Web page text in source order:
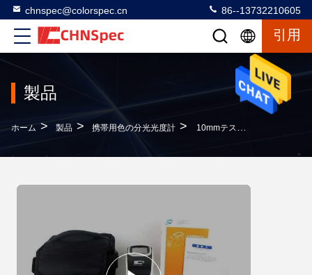
chnspec@colorspec.cn 86--13732210605
引用
製品
ホーム > 製品 > 携帯用色の分光光度計 > 10mmテスト開きが付いている自由なPCソフトウェア色測定ライト分光光度計